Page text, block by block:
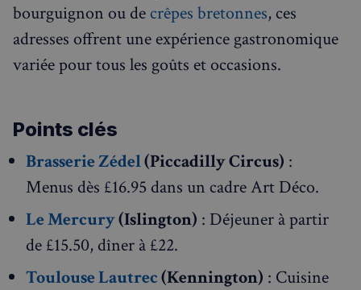
bourguignon ou de crêpes bretonnes, ces
adresses offrent une expérience gastronomique
variée pour tous les goûts et occasions.
Points clés
Brasserie Zédel(Piccadilly Circus) :
Menus dès £16.95 dans un cadre Art Déco.
Le Mercury(Islington) : Déjeuner à partir
de £15.50, dîner à £22.
Toulouse Lautrec(Kennington) : Cuisine